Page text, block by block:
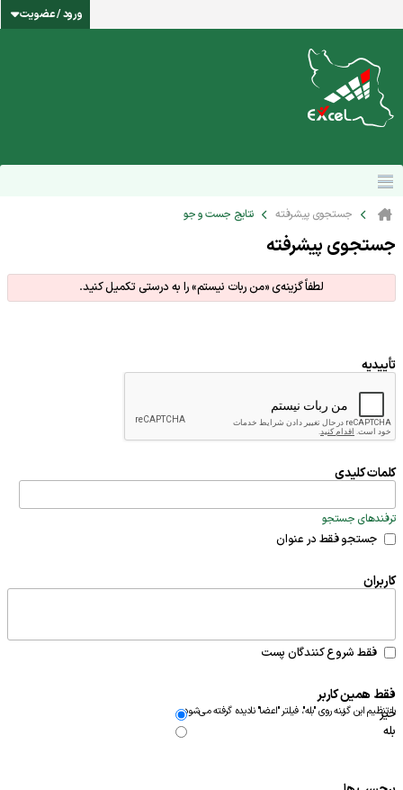
ورود / عضویت
جستجوی پیشرفته نتایج جست و جو
جستجوی پیشرفته
لطفاً گزینه‌ی «من ربات نیستم» را به درستی تکمیل کنید.
تأییدیه
کلمات کلیدی
ترفندهای جستجو
جستجو فقط در عنوان
کاربران
فقط شروع کنندگان پست
فقط همین کاربر
با تنظیم این گزینه روی "بله"، فیلتر "اعضا" نادیده گرفته می‌شود.
خیر
بله